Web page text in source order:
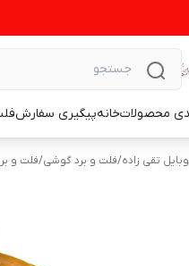
محصولاتخانهپیگیری سفارش
تقی زاده/فلت و برد گوشی/فلت و